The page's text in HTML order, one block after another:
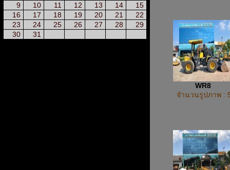
9
10 11 12 13 14
15
16
17 18 19 20 21
22
23
24 25 26 27 28
29
30
31
WR8
จำนวนรูปภาพ :